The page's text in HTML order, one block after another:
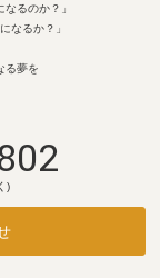
るのか？」
なるか？」
る夢を
)